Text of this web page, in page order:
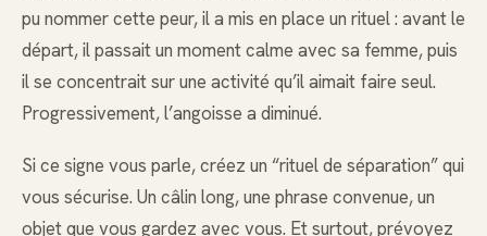
pu nommer cette peur, il a mis en place un rituel : avant le
départ, il passait un moment calme avec sa femme, puis
il se concentrait sur une activité qu’il aimait faire seul.
Progressivement, l’angoisse a diminué.
Si ce signe vous parle, créez un “rituel de séparation” qui
vous sécurise. Un câlin long, une phrase convenue, un
objet que vous gardez avec vous. Et surtout, prévoyez